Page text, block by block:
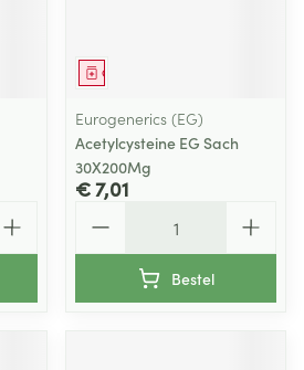
Geneesmiddel
Eurogenerics (EG)
Acetylcysteine EG Sach
30X200Mg
€ 7,01
Bestel